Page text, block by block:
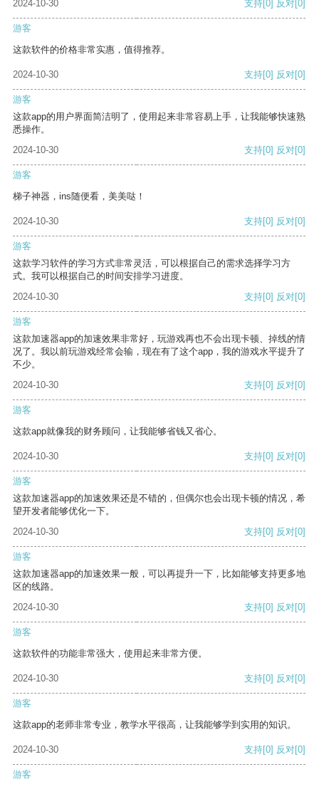
2024-10-30
支持[0] 反对[0]
游客
这款软件的价格非常实惠，值得推荐。
2024-10-30 支持[0] 反对[0]
游客
这款app的用户界面简洁明了，使用起来非常容易上手，让我能够快速熟
悉操作。
2024-10-30
支持[0] 反对[0]
游客
梯子神器，ins随便看，美美哒！
2024-10-30 支持[0] 反对[0]
游客
这款学习软件的学习方式非常灵活，可以根据自己的需求选择学习方
式。我可以根据自己的时间安排学习进度。
2024-10-30
支持[0] 反对[0]
游客
这款加速器app的加速效果非常好，玩游戏再也不会出现卡顿、掉线的情
况了。我以前玩游戏经常会输，现在有了这个app，我的游戏水平提升了
不少。
2024-10-30
支持[0] 反对[0]
游客
这款app就像我的财务顾问，让我能够省钱又省心。
2024-10-30 支持[0] 反对[0]
游客
这款加速器app的加速效果还是不错的，但偶尔也会出现卡顿的情况，希
望开发者能够优化一下。
2024-10-30
支持[0] 反对[0]
游客
这款加速器app的加速效果一般，可以再提升一下，比如能够支持更多地
区的线路。
2024-10-30
支持[0] 反对[0]
游客
这款软件的功能非常强大，使用起来非常方便。
2024-10-30 支持[0] 反对[0]
游客
这款app的老师非常专业，教学水平很高，让我能够学到实用的知识。
2024-10-30 支持[0] 反对[0]
游客